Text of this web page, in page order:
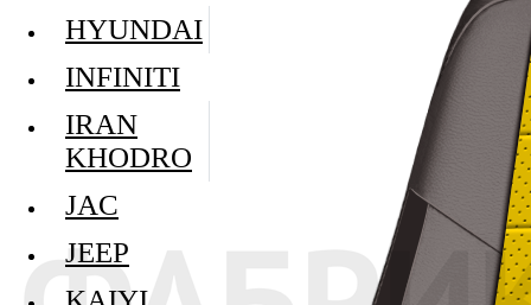
HYUNDAI
INFINITI
IRAN
KHODRO
JAC
JEEP